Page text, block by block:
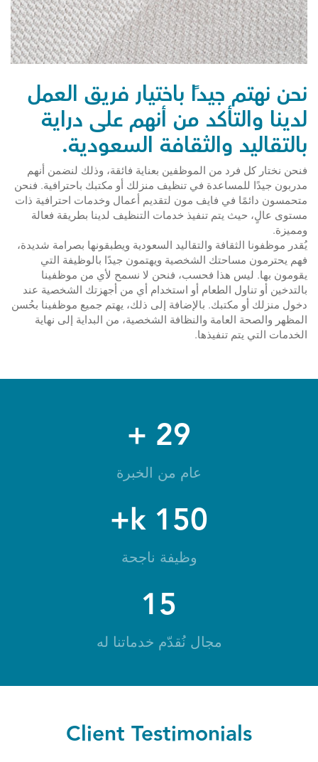
نحن نهتم جيدًا باختيار فريق العمل
لدينا والتأكد من أنهم على دراية
بالتقاليد والثقافة السعودية.
فنحن نختار كل فرد من الموظفين بعناية فائقة، وذلك لنضمن أنهم
مدربون جيدًا للمساعدة في تنظيف منزلك أو مكتبك باحترافية. فنحن
متحمسون دائمًا في فايف مون لتقديم أعمال وخدمات احترافية ذات
مستوى عالٍ، حيث يتم تنفيذ خدمات التنظيف لدينا بطريقة فعالة
ومميزة.
يُقدر موظفونا الثقافة والتقاليد السعودية ويطبقونها بصرامة شديدة،
فهم يحترمون مساحتك الشخصية ويهتمون جيدًا بالوظيفة التي
يقومون بها. ليس هذا فحسب، فنحن لا نسمح لأي من موظفينا
بالتدخين أو تناول الطعام أو استخدام أي من أجهزتك الشخصية عند
دخول منزلك أو مكتبك. بالإضافة إلى ذلك، يهتم جميع موظفينا بحُسن
المظهر والصحة العامة والنظافة الشخصية، من البداية إلى نهاية
الخدمات التي يتم تنفيذها.
29
+
عام من الخبرة
150
وظيفة ناجحة
15
مجال نُقدّم خدماتنا له
Client Testimonials